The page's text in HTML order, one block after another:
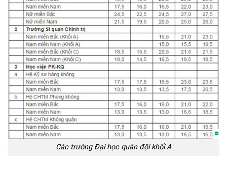
Các trường Đại học quân đội khối A